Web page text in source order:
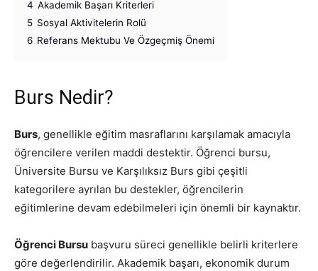
4 Akademik Başarı Kriterleri
5 Sosyal Aktivitelerin Rolü
6 Referans Mektubu Ve Özgeçmiş Önemi
Burs Nedir?
Burs, genellikle eğitim masraflarını karşılamak amacıyla
öğrencilere verilen maddi destektir. Öğrenci bursu,
Üniversite Bursu ve Karşılıksız Burs gibi çeşitli
kategorilere ayrılan bu destekler, öğrencilerin
eğitimlerine devam edebilmeleri için önemli bir kaynaktır.
Öğrenci Bursu başvuru süreci genellikle belirli kriterlere
göre değerlendirilir. Akademik başarı, ekonomik durum